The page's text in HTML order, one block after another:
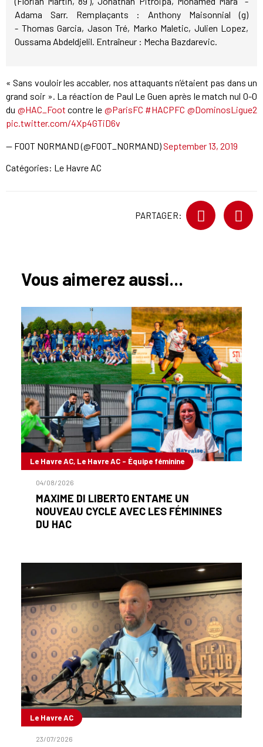
Adama Sarr. Remplaçants : Anthony Maisonnial (g)
- Thomas Garcia, Jason Tré, Marko Maletic, Julien Lopez,
Oussama Abdeldjelil. Entraîneur : Mecha Bazdarevic.
« Sans vouloir les accabler, nos attaquants n’étaient pas dans un
grand soir ». La réaction de Paul Le Guen après le match nul 0-0
du @HAC_Foot contre le @ParisFC #HACPFC @DominosLigue2
pic.twitter.com/4Xp4GTiD6v
— FOOT NORMAND (@FOOT_NORMAND)September 13, 2019
Catégories: Le Havre AC
PARTAGER:
Vous aimerez aussi...
Le Havre AC, Le Havre AC - Équipe féminine
04/08/2026
MAXIME DI LIBERTO ENTAME UN
NOUVEAU CYCLE AVEC LES FÉMININES
DU HAC
Le Havre AC
23/07/2026